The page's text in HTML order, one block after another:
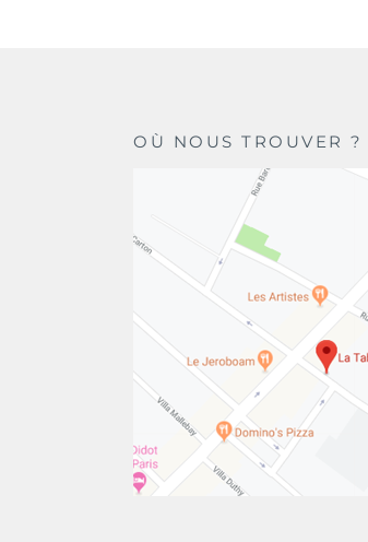
OÙ NOUS TROUVER ?